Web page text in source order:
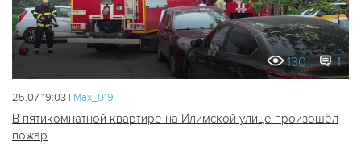
130 1
25.07 19:03 | Мах_019
В пятикомнатной квартире на Илимской улице произошёл
пожар